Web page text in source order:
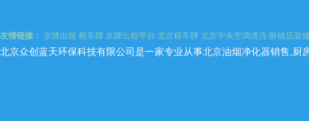
友情链接： 京牌出租 租车牌 京牌出租平台 北京租车牌 北京中央空调清洗 眼镜店装
北京众创蓝天环保科技有限公司是一家专业从事北京油烟净化器销售,厨